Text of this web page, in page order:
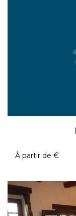
À partir de €